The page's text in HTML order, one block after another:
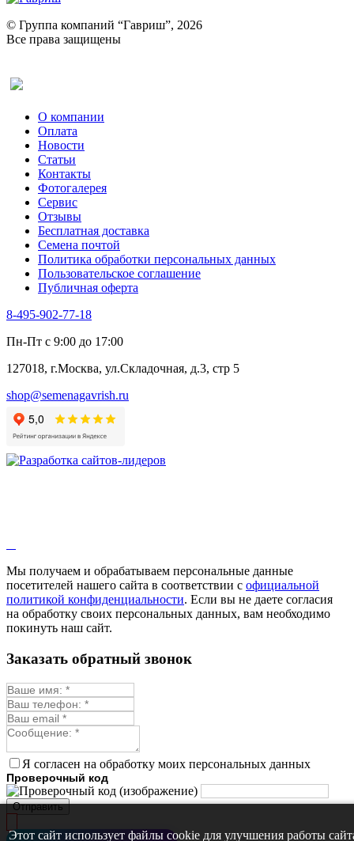
Ревень
Рукола
Рута
Тмин
Трава для чая
Туласи
Укроп
Фенхель пряный
Хризантема овощная
Цикорий пряный
Цикорий салатный (Витлуф)
Черемша
Шпинат
Щавель
Эндивий
Эстрагон
Алтей
Анис
Бессмертник
Валериана
Валерианелла
Гибискус лекарственный
Девясил
Душица
Змееголовник
Мыльнянка
Мята
Овсяный корень
Огуречная трава
Пустырник
Репешок
Синюха
Смесь лекарственных
Стевия
Тимьян ползучий (чабрец)
Фенхель лекарственный
Цикорий лекарственный
Череда лекарственная
© Группа компаний “Гавриш”, 2026
Все права защищены
О компании
Оплата
Новости
Статьи
Контакты
Фотогалерея​
Сервис
Отзывы
Бесплатная доставка
Семена почтой
Политика обработки персональных данных
Пользовательское соглашение
Публичная оферта
8-495-902-77-18
Пн-Пт с 9:00 до 17:00
127018, г.Москва, ул.Складочная, д.3, стр 5
shop@semenagavrish.ru
Мы получаем и обрабатываем персональные данные
посетителей нашего сайта в соответствии с официальной
политикой конфиденциальности. Если вы не даете согласия
на обработку своих персональных данных, вам необходимо
покинуть наш сайт.
Этот сайт использует файлы cookie для улучшения работы
Заказать обратный звонок
Я согласен на обработку моих персональных данных
Проверочный код
Отправить